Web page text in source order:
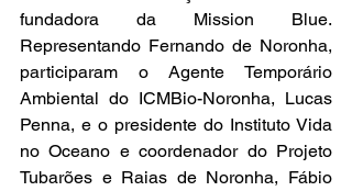
fundadora da Mission Blue.
Representando Fernando de Noronha,
participaram o Agente Temporário
Ambiental do ICMBio-Noronha, Lucas
Penna, e o presidente do Instituto Vida
no Oceano e coordenador do Projeto
Tubarões e Raias de Noronha, Fábio